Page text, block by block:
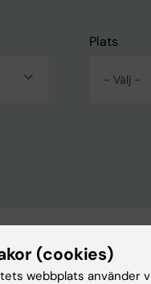
Plats
- Välj -
på denna sökning som
(cookies)
webbplats använder